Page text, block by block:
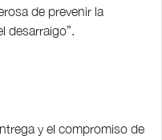
de prevenir la
desarraigo”.
y el compromiso de